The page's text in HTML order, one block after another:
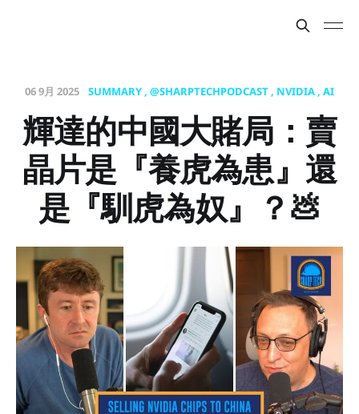
06 9月 2025 SUMMARY @SHARPTECHPODCAST NVIDIA AI
輝達的中國大賭局：賣
晶片是『養虎為患』還
是『馴虎為奴』？💩